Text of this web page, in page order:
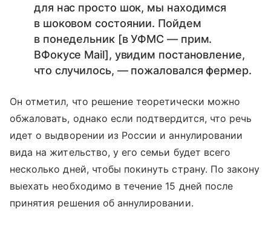
для нас просто шок, мы находимся
в шоковом состоянии. Пойдем
в понедельник [в УФМС — прим.
ВФокусе Mail], увидим постановление,
что случилось, — пожаловался фермер.
Он отметил, что решение теоретически можно
обжаловать, однако если подтвердится, что речь
идет о выдворении из России и аннулировании
вида на жительство, у его семьи будет всего
несколько дней, чтобы покинуть страну. По закону
выехать необходимо в течение 15 дней после
принятия решения об аннулировании.